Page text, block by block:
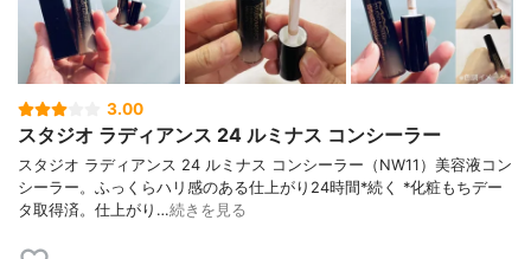
3.00
スタジオ ラディアンス 24 ルミナス コンシーラー
スタジオ ラディアンス 24 ルミナス コンシーラー（NW11）美容液コン
シーラー。ふっくらハリ感のある仕上がり24時間*続く *化粧もちデー
タ取得済。仕上がり…続きを見る